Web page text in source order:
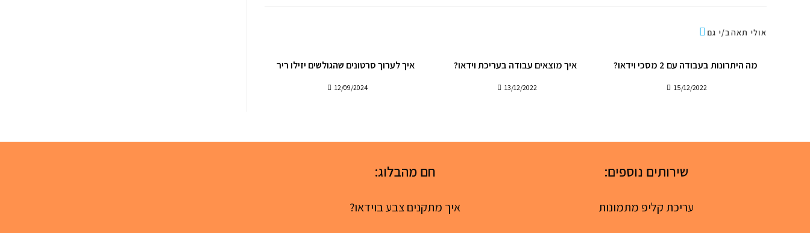
אולי תאהב/י גם
איך לערוך סרטונים שהגולשים יזילו ריר
12/09/2024
איך מוצאים עבודה בעריכת וידאו?
13/12/2022
מה היתרונות בעבודה עם 2 מסכי וידאו?
15/12/2022
שירותים נוספים:
עריכת קליפ מתמונות
חם מהבלוג:
איך מתקנים צבע בוידאו?